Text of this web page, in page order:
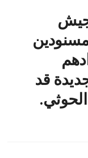
مسنودين
قد